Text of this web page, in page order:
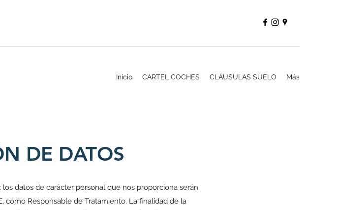
Inicio CARTEL COCHES CLÁUSULAS SUELO Más
DE DATOS
datos de carácter personal que nos proporciona serán
como Responsable de Tratamiento. La finalidad de la